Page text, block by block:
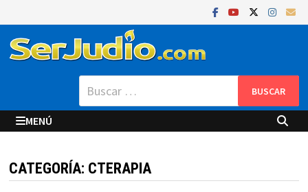
al
contenido
Buscar:
MENÚ
CATEGORÍA: CTERAPIA